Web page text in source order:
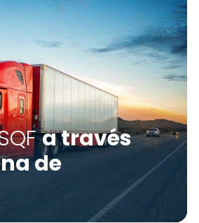
a través
de